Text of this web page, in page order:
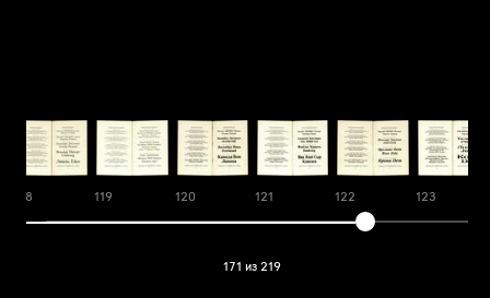
118 119 120 121 122 123
171 из 219